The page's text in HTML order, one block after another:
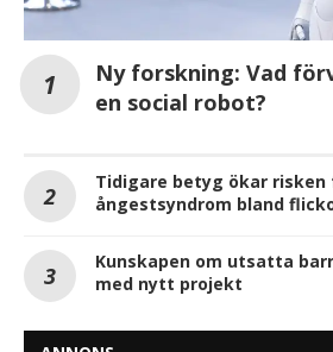
Ny forskning: Vad
en social robot?
Tidigare betyg ökar risken
ångestsyndrom bland
Kunskapen om utsatta
med nytt projekt